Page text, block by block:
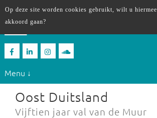
Menu ↓
Oost Duitsland
Vijftien jaar val van de Muur
Op deze site worden cookies gebruikt, wilt u hiermee
akkoord gaan?